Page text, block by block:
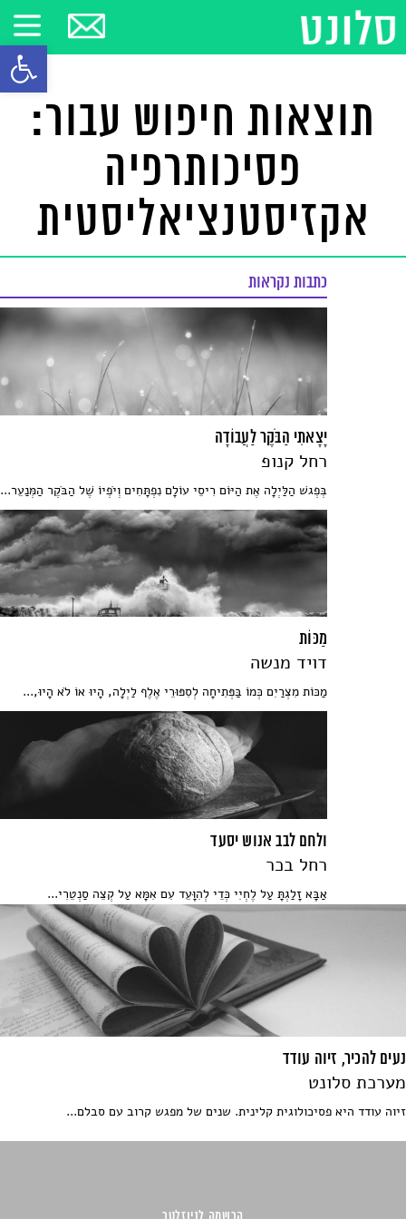
פתח
תוצאות חיפוש עבור:
פסיכותרפיה
אקזיסטנציאליסטית
כתבות נקראות
יָצָאתִי הַבֹּקֶר לַעֲבוֹדָה
רחל קנופ
בְּפְגשׁ הַלַּיְלָה אֶת הַיּוֹם רִיסֵי עוֹלָם נִפְתָּחִים וְיֹפְיוֹ שֶׁל הַבֹּקֶר הַמְּנַעֵר...
מַכּוֹת
דויד מנשה
מַכּוֹת מִצְרַיִם כְּמוֹ בַּפְּתִיחָה לְסִפּוּרֵי אֶלֶף לַיְלָה, הָיוּ אוֹ לֹא הָיוּ,...
ולחם לבב אנוש יסעד
רחל בכר
אַבָּא זָלַגְתָּ עַל לֶחְיִי כְּדֵי לְהִוָּעֵד עִם אִמָּא עַל קְצֵה סַנְטֵרִי...
נעים להכיר, זיוה עודד
מערכת סלונט
זיוה עודד היא פסיכולוגית קלינית. שנים של מפגש קרוב עם סבלם...